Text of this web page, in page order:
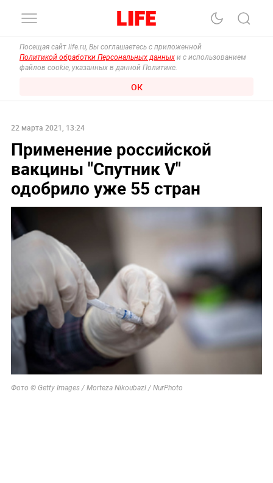
Посещая сайт life.ru, Вы соглашаетесь с приложенной
Политикой обработки Персональных данных и с использованием
файлов cookie, указанных в данной Политике.
ОК
22 марта 2021, 13:24
Применение российской
вакцины "Спутник V"
одобрило уже 55 стран
Фото © Getty Images / Morteza Nikoubazl / NurPhoto